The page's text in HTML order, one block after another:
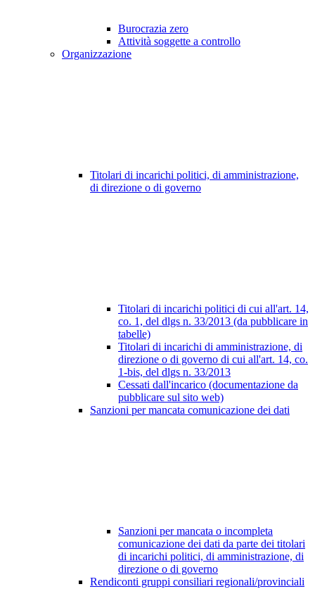
Burocrazia zero
Attività soggette a controllo
Organizzazione
Titolari di incarichi politici, di amministrazione,
di direzione o di governo
Titolari di incarichi politici di cui all'art. 14,
co. 1, del dlgs n. 33/2013 (da pubblicare in
tabelle)
Titolari di incarichi di amministrazione, di
direzione o di governo di cui all'art. 14, co.
1-bis, del dlgs n. 33/2013
Cessati dall'incarico (documentazione da
pubblicare sul sito web)
Sanzioni per mancata comunicazione dei dati
Sanzioni per mancata o incompleta
comunicazione dei dati da parte dei titolari
di incarichi politici, di amministrazione, di
direzione o di governo
Rendiconti gruppi consiliari regionali/provinciali